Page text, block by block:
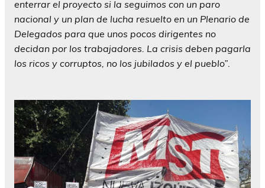
enterrar el proyecto si la seguimos con un paro
nacional y un plan de lucha resuelto en un Plenario de
Delegados para que unos pocos dirigentes no
decidan por los trabajadores. La crisis deben pagarla
los ricos y corruptos, no los jubilados y el pueblo”